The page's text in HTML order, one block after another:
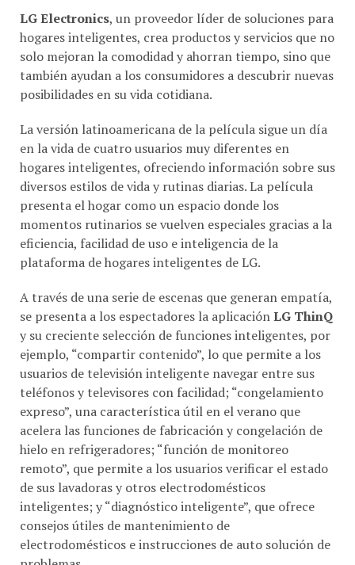
LG Electronics
, un proveedor líder de soluciones para
hogares inteligentes, crea productos y servicios que no
solo mejoran la comodidad y ahorran tiempo, sino que
también ayudan a los consumidores a descubrir nuevas
posibilidades en su vida cotidiana.
La versión latinoamericana de la película sigue un día
en la vida de cuatro usuarios muy diferentes en
hogares inteligentes, ofreciendo información sobre sus
diversos estilos de vida y rutinas diarias. La película
presenta el hogar como un espacio donde los
momentos rutinarios se vuelven especiales gracias a la
eficiencia, facilidad de uso e inteligencia de la
plataforma de hogares inteligentes de LG.
A través de una serie de escenas que generan empatía,
se presenta a los espectadores la aplicaciónLG ThinQ
y su creciente selección de funciones inteligentes, por
ejemplo, “compartir contenido”, lo que permite a los
usuarios de televisión inteligente navegar entre sus
teléfonos y televisores con facilidad; “congelamiento
expreso”, una característica útil en el verano que
acelera las funciones de fabricación y congelación de
hielo en refrigeradores; “función de monitoreo
remoto”, que permite a los usuarios verificar el estado
de sus lavadoras y otros electrodomésticos
inteligentes; y “diagnóstico inteligente”, que ofrece
consejos útiles de mantenimiento de
electrodomésticos e instrucciones de auto solución de
problemas.